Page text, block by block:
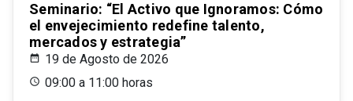
Seminario: “El Activo que Ignoramos: Cómo
el envejecimiento redefine talento,
mercados y estrategia”
19 de Agosto de 2026
09:00 a 11:00 horas